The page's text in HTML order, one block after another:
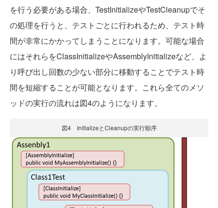
を行う必要がある場合、TestInitializeやTestCleanupでそ
の処理を行うと、テストごとに行われるため、テスト時
間が非常にかかってしまうことになります。可能な場合
にはそれらをClassInitializeやAssemblyInitializeなど、よ
り呼び出し回数の少ない部分に移動することでテスト時
間を短縮することが可能となります。これら全てのメソ
ッドの実行の流れは図4のようになります。
図4 InitializeとCleanupの実行順序